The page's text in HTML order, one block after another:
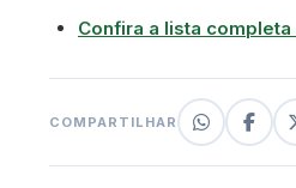
Confira a lista
COMPARTILHAR